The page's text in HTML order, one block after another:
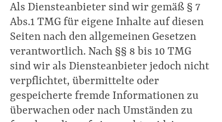
Als Diensteanbieter sind wir gemäß § 7
Abs.1 TMG für eigene Inhalte auf diesen
Seiten nach den allgemeinen Gesetzen
verantwortlich. Nach §§ 8 bis 10 TMG
sind wir als Diensteanbieter jedoch nicht
verpflichtet, übermittelte oder
gespeicherte fremde Informationen zu
überwachen oder nach Umständen zu